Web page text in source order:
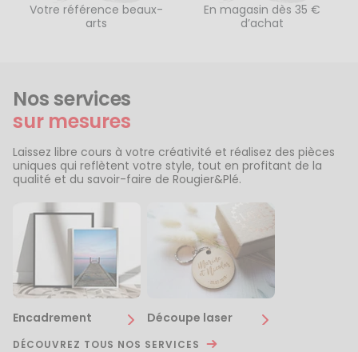
Votre référence beaux-
arts
En magasin dès 35 €
d’achat
Nos services
sur mesures
Laissez libre cours à votre créativité et réalisez des pièces
uniques qui reflètent votre style, tout en profitant de la
qualité et du savoir-faire de Rougier&Plé.
Encadrement Découpe laser
DÉCOUVREZ TOUS NOS SERVICES